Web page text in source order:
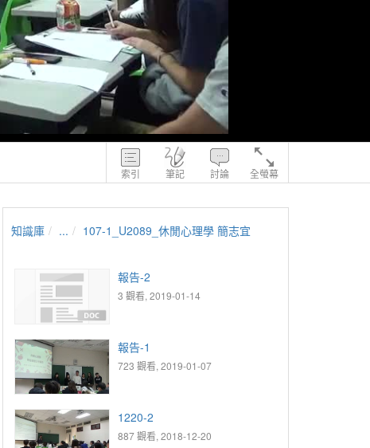
索引 筆記 討論 全螢幕
知識庫 ... 107-1_U2089_休閒心理學 簡志宜
報告-2
3 觀看, 2019-01-14
報告-1
723 觀看, 2019-01-07
1220-2
887 觀看, 2018-12-20